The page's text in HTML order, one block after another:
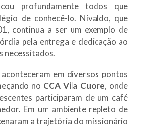
profundamente todos que
de conhecê-lo. Nivaldo, que
continua a ser um exemplo de
pela entrega e dedicação ao
necessitados.
em diversos pontos
no CCA Vila Cuore, onde
participaram de um café
Em um ambiente repleto de
a trajetória do missionário